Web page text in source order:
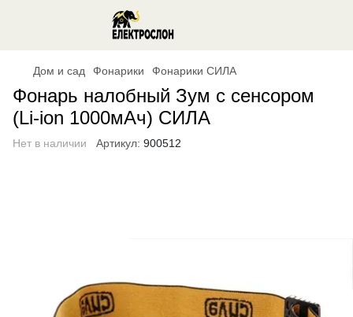
Дом и сад Фонарики Фонарики СИЛА
Фонарь налобный Зум с сенсором
(Li-ion 1000мАч) СИЛА
Нет в наличии Артикул: 900512